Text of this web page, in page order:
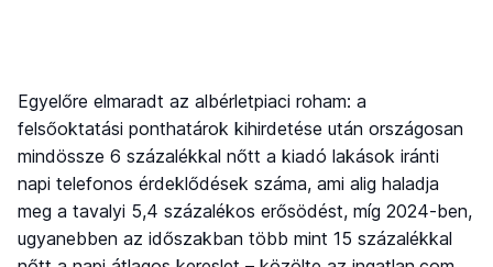
Egyelőre elmaradt az albérletpiaci roham: a
felsőoktatási ponthatárok kihirdetése után országosan
mindössze 6 százalékkal nőtt a kiadó lakások iránti
napi telefonos érdeklődések száma, ami alig haladja
meg a tavalyi 5,4 százalékos erősödést, míg 2024-ben,
ugyanebben az időszakban több mint 15 százalékkal